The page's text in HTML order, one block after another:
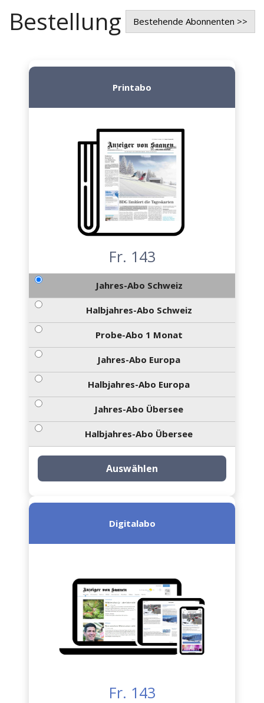
Bestellung Bestehende Abonnenten >>
Printabo
Fr. 143
Jahres-Abo Schweiz
Halbjahres-Abo Schweiz
Probe-Abo 1 Monat
Jahres-Abo Europa
Halbjahres-Abo Europa
Jahres-Abo Übersee
Halbjahres-Abo Übersee
Auswählen
Digitalabo
Fr. 143